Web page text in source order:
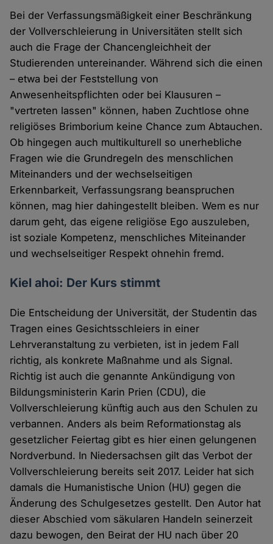
Bei der Verfassungsmäßigkeit einer Beschränkung
der Vollverschleierung in Universitäten stellt sich
auch die Frage der Chancengleichheit der
Studierenden untereinander. Während sich die einen
– etwa bei der Feststellung von
Anwesenheitspflichten oder bei Klausuren –
"vertreten lassen" können, haben Zuchtlose ohne
religiöses Brimborium keine Chance zum Abtauchen.
Ob hingegen auch multikulturell so unerhebliche
Fragen wie die Grundregeln des menschlichen
Miteinanders und der wechselseitigen
Erkennbarkeit, Verfassungsrang beanspruchen
können, mag hier dahingestellt bleiben. Wem es nur
darum geht, das eigene religiöse Ego auszuleben,
ist soziale Kompetenz, menschliches Miteinander
und wechselseitiger Respekt ohnehin fremd.
Kiel ahoi: Der Kurs stimmt
Die Entscheidung der Universität, der Studentin das
Tragen eines Gesichtsschleiers in einer
Lehrveranstaltung zu verbieten, ist in jedem Fall
richtig, als konkrete Maßnahme und als Signal.
Richtig ist auch die genannte Ankündigung von
Bildungsministerin Karin Prien (CDU), die
Vollverschleierung künftig auch aus den Schulen zu
verbannen. Anders als beim Reformationstag als
gesetzlicher Feiertag gibt es hier einen gelungenen
Nordverbund. In Niedersachsen gilt das Verbot der
Vollverschleierung bereits seit 2017. Leider hat sich
damals die Humanistische Union (HU) gegen die
Änderung des Schulgesetzes gestellt. Den Autor hat
dieser Abschied vom säkularen Handeln seinerzeit
dazu bewogen, den Beirat der HU nach über 20